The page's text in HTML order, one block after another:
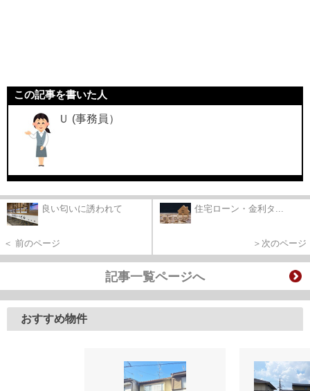
この記事を書いた人
Ｕ (事務員）
良い匂いに誘われて
＜ 前のページ
住宅ローン・金利タ...
＞次のページ
記事一覧ページへ
おすすめ物件